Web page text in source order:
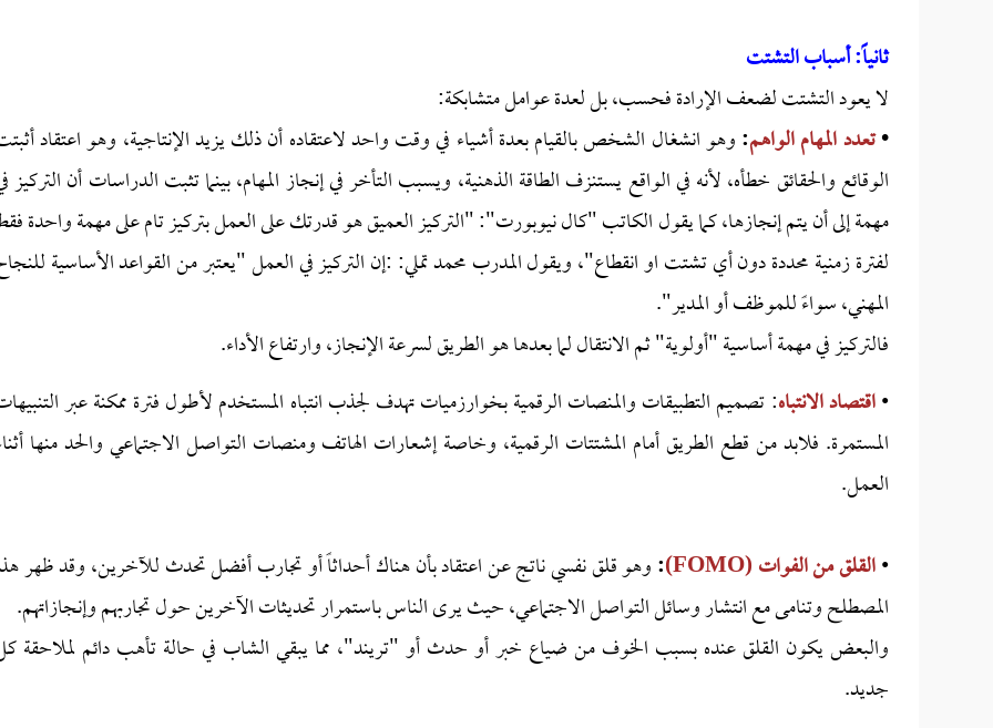
ثانياً: أسباب التشتت
لا يعود التشتت لضعف الإرادة فحسب، بل لعدة عوامل متشابكة:
•تعدد المهام الواهم:وهو انشغال الشخص بالقيام بعدة أشياء في وقت واحد لاعتقاده أن ذلك يزيد الإنتاجية، وهو اعتقاد
الوقائع والحقائق خطأه، لأنه في الواقع يستنزف الطاقة الذهنية، ويسبب التأخر في إنجاز المهام، بينما تثبت الدراسات أن التركيز
مهمة إلى أن يتم إنجازها، كما يقول الكاتب "كال نيوبورت": "التركيز العميق هو قدرتك على العمل بتركيز تام على مهمة واحدة
لفترة زمنية محددة دون أي تشتت او انقطاع"، ويقول المدرب محمد تملي: :إن التركيز في العمل "يعتبر من القواعد الأساسية
المهني، سواءً للموظف أو المدير".
فالتركيز في مهمة أساسية "أولوية" ثم الانتقال لما بعدها هو الطريق لسرعة الإنجاز، وارتفاع الأداء.
•اقتصاد الانتباه: تصميم التطبيقات والمنصات الرقمية بخوارزميات تهدف لجذب انتباه المستخدم لأطول فترة ممكنة عبر
المستمرة. فلابد من قطع الطريق أمام المشتتات الرقمية، وخاصة إشعارات الهاتف ومنصات التواصل الاجتماعي والحد منها
العمل.
•القلق من الفوات(FOMO)
:وهو قلق نفسي ناتج عن اعتقاد بأن هناك أحداثاً أو تجارب أفضل تحدث للآخرين، وقد ظهر
المصطلح وتنامى مع انتشار وسائل التواصل الاجتماعي، حيث يرى الناس باستمرار تحديثات الآخرين حول تجاربهم وإنجازاتهم.
والبعض يكون القلق عنده بسبب الخوف من ضياع خبر أو حدث أو "تريند"، مما يبقي الشاب في حالة تأهب دائم لملاحقة
جديد.